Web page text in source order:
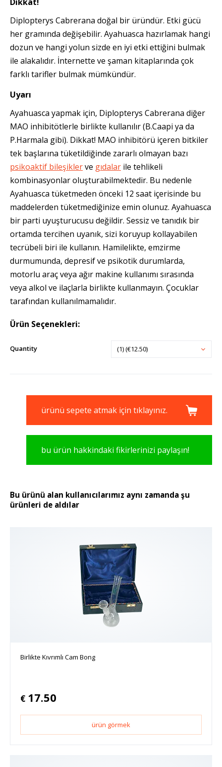
Diplopterys Cabrerana doğal bir üründür. Etki gücü
her gramında değişebilir. Ayahuasca hazırlamak hangi
dozun ve hangi yolun sizde en iyi etki ettiğini bulmak
ile alakalıdır. İnternette ve şaman kitaplarında çok
farklı tarifler bulmak mümkündür.
Uyarı
Ayahuasca yapmak için, Diplopterys Cabrerana diğer
MAO inhibitötlerle birlikte kullanılır (B.Caapi ya da
P.Harmala gibi). Dikkat! MAO inhibitörü içeren bitkiler
tek başlarına tüketildiğinde zararlı olmayan bazı
psikoaktif bileşiklerve gıdalar ile tehlikeli
kombinasyonlar oluşturabilmektedir. Bu nedenle
Ayahuasca tüketmeden önceki 12 saat içerisinde bu
maddelerden tüketmediğinize emin olunuz. Ayahuasca
bir parti uyuşturucusu değildir. Sessiz ve tanıdık bir
ortamda tercihen uyanık, sizi koruyup kollayabilen
tecrübeli biri ile kullanın. Hamilelikte, emzirme
durmumunda, depresif ve psikotik durumlarda,
motorlu araç veya ağır makine kullanımı sırasında
veya alkol ve ilaçlarla birlikte kullanmayın. Çocuklar
tarafından kullanılmamalıdır.
Ürün Seçenekleri:
Quantity (1) (€12.50)
ürünü sepete atmak için tıklayınız.
bu ürün hakkindaki fikirlerinizi paylaşın!
Bu ürünü alan kullanıcılarımız aynı zamanda şu
ürünleri de aldılar
Birlikte Kıvrımlı Cam Bong
€ 17.50
ürün görmek